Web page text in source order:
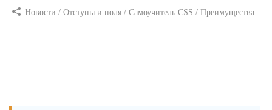
Новости / Отступы и поля / Самоучитель CSS / Преимущества